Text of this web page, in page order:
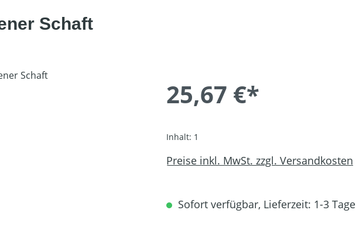
Schaft
25,67 €*
Inhalt: 1
Preise inkl. MwSt. zzgl. Versandkosten
Sofort verfügbar, Lieferzeit: 1-3 Tage